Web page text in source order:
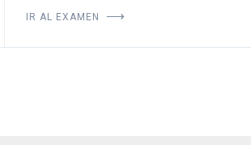
IR AL EXAMEN